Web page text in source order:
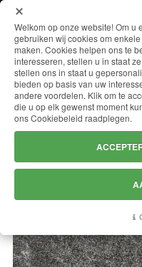
Welkom op onze website! Om u
gebruiken wij cookies om
maken. Cookies helpen ons te
interesseren, stellen u in staat
stellen ons in staat u
bieden op basis van uw
andere voordelen. Klik om te
die u op elk gewenst moment
ons Cookiebeleid raadplegen.